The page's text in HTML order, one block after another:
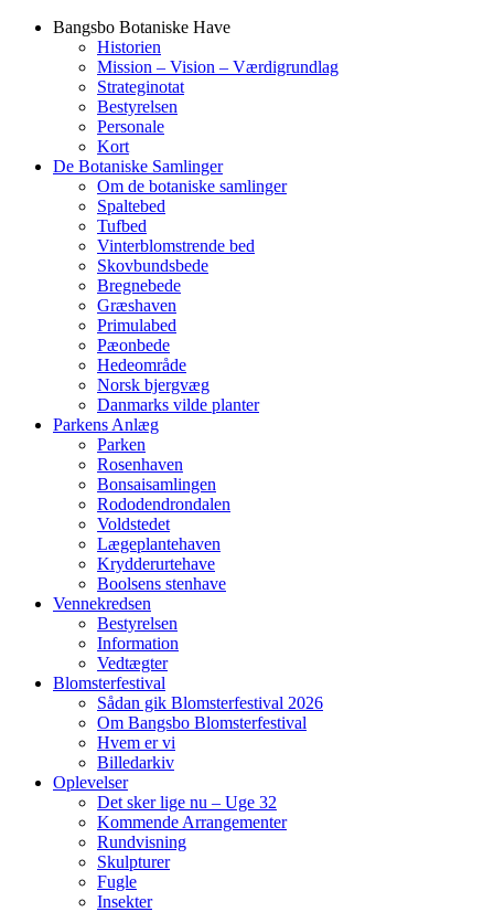
Bangsbo Botaniske Have
Historien
Mission – Vision – Værdigrundlag
Strateginotat
Bestyrelsen
Personale
Kort
De Botaniske Samlinger
Om de botaniske samlinger
Spaltebed
Tufbed
Vinterblomstrende bed
Skovbundsbede
Bregnebede
Græshaven
Primulabed
Pæonbede
Hedeområde
Norsk bjergvæg
Danmarks vilde planter
Parkens Anlæg
Parken
Rosenhaven
Bonsaisamlingen
Rododendrondalen
Voldstedet
Lægeplantehaven
Krydderurtehave
Boolsens stenhave
Vennekredsen
Bestyrelsen
Information
Vedtægter
Blomsterfestival
Sådan gik Blomsterfestival 2026
Om Bangsbo Blomsterfestival
Hvem er vi
Billedarkiv
Oplevelser
Det sker lige nu – Uge 32
Kommende Arrangementer
Rundvisning
Skulpturer
Fugle
Insekter